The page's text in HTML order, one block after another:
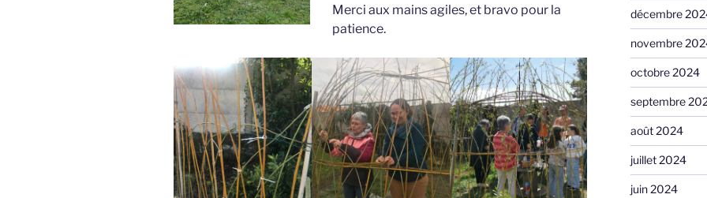
Merci aux mains agiles, et bravo pour la
patience.
décembre
novembre
octobre 2024
septembre
août 2024
juillet 2024
juin 2024